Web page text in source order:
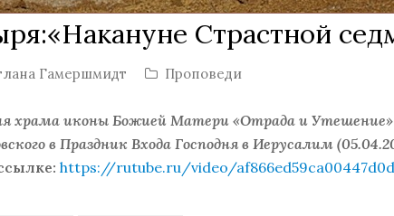
Страстной
Гамершмидт Проповеди
храма иконы Божией Матери «Отрада и
в Праздник Входа Господня в Иерусалим
https://rutube.ru/video/